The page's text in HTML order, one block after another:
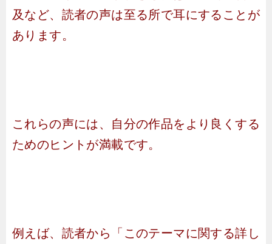
及など、読者の声は至る所で耳にすることが
あります。
これらの声には、自分の作品をより良くする
ためのヒントが満載です。
例えば、読者から「このテーマに関する詳し